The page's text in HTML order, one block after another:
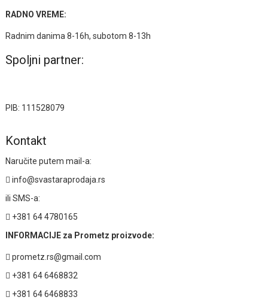
RADNO VREME:
Radnim danima 8-16h, subotom 8-13h
Spoljni partner:
PIB: 111528079
Kontakt
Naručite putem mail-a:
info@svastaraprodaja.rs
ili SMS-a:
+381 64 4780165
INFORMACIJE za Prometz proizvode:
prometz.rs@gmail.com
+381 64 6468832
+381 64 6468833